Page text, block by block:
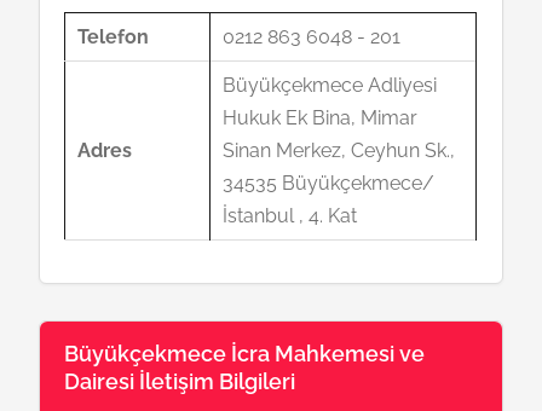
Telefon 0212 863 6048 - 201
Adres
Büyükçekmece Adliyesi
Hukuk Ek Bina, Mimar
Sinan Merkez, Ceyhun Sk.,
34535 Büyükçekmece/
İstanbul , 4. Kat
Büyükçekmece İcra Mahkemesi ve
Dairesi İletişim Bilgileri